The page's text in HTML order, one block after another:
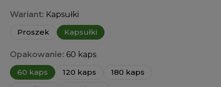
Wariant: Kapsułki
Proszek
Kapsułki
Opakowanie: 60 kaps
60 kaps
120 kaps
180 kaps